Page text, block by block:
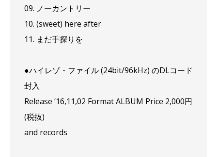
09. ノーカントリー
10. (sweet) here after
11. まだ手探りを
●ハイレゾ・ファイル (24bit/96kHz) のDLコード
封入
Release ‘16,11,02 Format ALBUM Price 2,000円
(税抜)
and records